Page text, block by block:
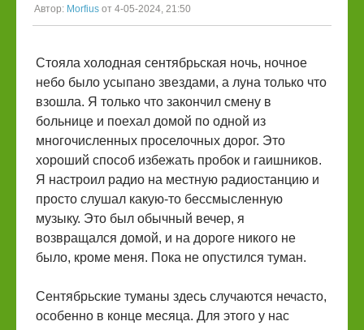
Автор: Morfius от 4-05-2024, 21:50
Стояла холодная сентябрьская ночь, ночное
небо было усыпано звездами, а луна только что
взошла. Я только что закончил смену в
больнице и поехал домой по одной из
многочисленных проселочных дорог. Это
хороший способ избежать пробок и гаишников.
Я настроил радио на местную радиостанцию и
просто слушал какую-то бессмысленную
музыку. Это был обычный вечер, я
возвращался домой, и на дороге никого не
было, кроме меня. Пока не опустился туман.
Сентябрьские туманы здесь случаются нечасто,
особенно в конце месяца. Для этого у нас